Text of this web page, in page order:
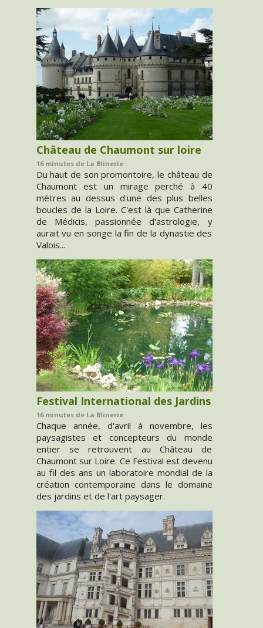
Château de Chaumont sur loire
16 minutes de La Blinerie
Du haut de son promontoire, le château de
Chaumont est un mirage perché à 40
mètres au dessus d'une des plus belles
boucles de la Loire. C'est là que Catherine
de Médicis, passionnée d'astrologie, y
aurait vu en songe la fin de la dynastie des
Valois...
Festival International des Jardins
16 minutes de La Blinerie
Chaque année, d'avril à novembre, les
paysagistes et concepteurs du monde
entier se retrouvent au Château de
Chaumont sur Loire. Ce Festival est devenu
au fil des ans un laboratoire mondial de la
création contemporaine dans le domaine
des jardins et de l'art paysager.